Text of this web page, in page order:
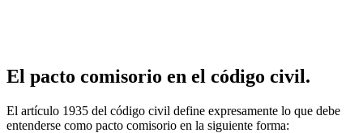
El pacto comisorio en el código civil.
El artículo 1935 del código civil define expresamente lo que debe
entenderse como pacto comisorio en la siguiente forma: